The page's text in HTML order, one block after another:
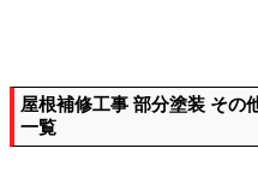
屋根補修工事 部分塗装 その
一覧